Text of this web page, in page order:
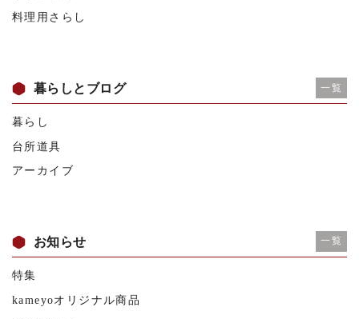
料理用さらし
暮らしとブログ 一覧
暮らし
台所道具
アーカイブ
お知らせ 一覧
特集
kameyoオリジナル商品